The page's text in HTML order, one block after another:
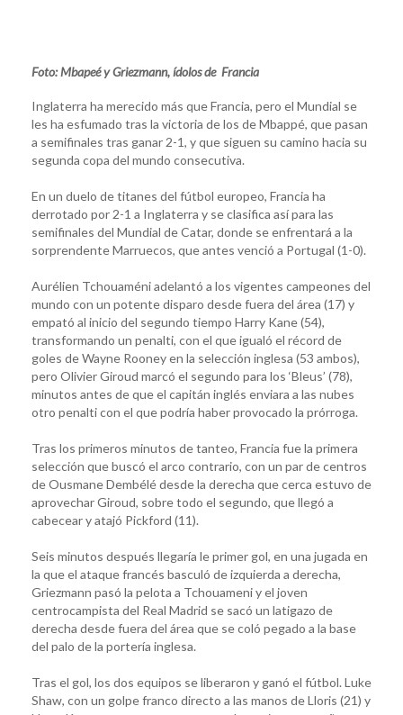
Foto: Mbapeé y Griezmann, ídolos de Francia
Inglaterra ha merecido más que Francia, pero el Mundial se
les ha esfumado tras la victoria de los de Mbappé, que pasan
a semifinales tras ganar 2-1, y que siguen su camino hacia su
segunda copa del mundo consecutiva.
En un duelo de titanes del fútbol europeo, Francia ha
derrotado por 2-1 a Inglaterra y se clasifica así para las
semifinales del Mundial de Catar, donde se enfrentará a la
sorprendente Marruecos, que antes venció a Portugal (1-0).
Aurélien Tchouaméni adelantó a los vigentes campeones del
mundo con un potente disparo desde fuera del área (17) y
empató al inicio del segundo tiempo Harry Kane (54),
transformando un penalti, con el que igualó el récord de
goles de Wayne Rooney en la selección inglesa (53 ambos),
pero Olivier Giroud marcó el segundo para los ‘Bleus’ (78),
minutos antes de que el capitán inglés enviara a las nubes
otro penalti con el que podría haber provocado la prórroga.
Tras los primeros minutos de tanteo, Francia fue la primera
selección que buscó el arco contrario, con un par de centros
de Ousmane Dembélé desde la derecha que cerca estuvo de
aprovechar Giroud, sobre todo el segundo, que llegó a
cabecear y atajó Pickford (11).
Seis minutos después llegaría le primer gol, en una jugada en
la que el ataque francés basculó de izquierda a derecha,
Griezmann pasó la pelota a Tchouameni y el joven
centrocampista del Real Madrid se sacó un latigazo de
derecha desde fuera del área que se coló pegado a la base
del palo de la portería inglesa.
Tras el gol, los dos equipos se liberaron y ganó el fútbol. Luke
Shaw, con un golpe franco directo a las manos de Lloris (21) y